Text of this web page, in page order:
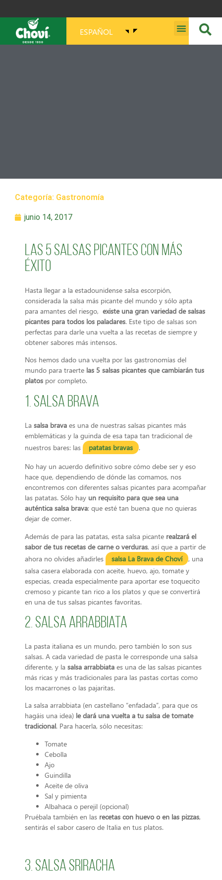
ESPAÑOL
Categoría: Gastronomía
junio 14, 2017
Las 5 salsas picantes con más
éxito
Hasta llegar a la estadounidense salsa escorpión,
considerada la salsa más picante del mundo y sólo apta
para amantes del riesgo, existe una gran variedad de salsas
picantes para todos los paladares. Este tipo de salsas son
perfectas para darle una vuelta a las recetas de siempre y
obtener sabores más intensos.
Nos hemos dado una vuelta por las gastronomías del
mundo para traerte las 5 salsas picantes que cambiarán tus
platos por completo.
1. Salsa brava
La salsa brava es una de nuestras salsas picantes más
emblemáticas y la guinda de esa tapa tan tradicional de
nuestros bares: las
patatas bravas .
No hay un acuerdo definitivo sobre cómo debe ser y eso
hace que, dependiendo de dónde las comamos, nos
encontremos con diferentes salsas picantes para acompañar
las patatas. Sólo hay un requisito para que sea una
auténtica salsa brava: que esté tan buena que no quieras
dejar de comer.
Además de para las patatas, esta salsa picante realzará el
sabor de tus recetas de carne o verduras, así que a partir de
ahora no olvides añadirles
salsa La Brava de Choví
, una
salsa casera elaborada con aceite, huevo, ajo, tomate y
especias, creada especialmente para aportar ese toquecito
cremoso y picante tan rico a los platos y que se convertirá
en una de tus salsas picantes favoritas.
2. Salsa arrabbiata
La pasta italiana es un mundo, pero también lo son sus
salsas. A cada variedad de pasta le corresponde una salsa
diferente, y la salsa arrabbiata es una de las salsas picantes
más ricas y más tradicionales para las pastas cortas como
los macarrones o las pajaritas.
La salsa arrabbiata (en castellano “enfadada”, para que os
hagáis una idea) le dará una vuelta a tu salsa de tomate
tradicional. Para hacerla, sólo necesitas:
Tomate
Cebolla
Ajo
Guindilla
Aceite de oliva
Sal y pimienta
Albahaca o perejil (opcional)
Pruébala también en las recetas con huevo o en las pizzas,
sentirás el sabor casero de Italia en tus platos.
3. Salsa sriracha